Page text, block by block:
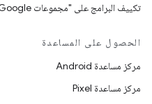
تكييف البرامج على "مجموعات Google"
الحصول على المساعدة
مركز مساعدة Android
مركز مساعدة Pixel